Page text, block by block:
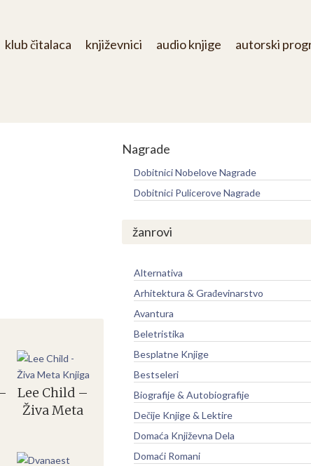
klub čitalaca književnici audio knjige autorski
Lee Child –
Živa Meta
Nagrade
Dobitnici Nobelove Nagrade
Dobitnici Pulicerove Nagrade
žanrovi
Alternativa
Arhitektura & Građevinarstvo
Avantura
Beletristika
Besplatne Knjige
Bestseleri
Biografije & Autobiografije
Dečije Knjige & Lektire
Domaća Književna Dela
Domaći Romani